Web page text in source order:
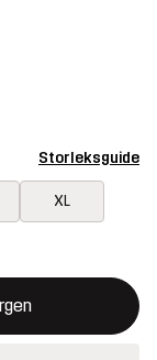
Storleksguide
XL
bekräftar en ny